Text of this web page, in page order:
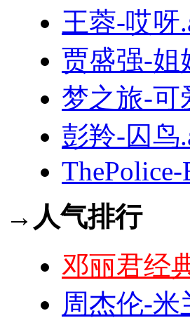
王蓉-哎呀
贾盛强-姐
梦之旅-可
彭羚-囚鸟
ThePolice-
→人气排行
邓丽君经
周杰伦-米